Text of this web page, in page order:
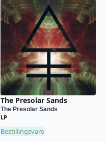
The Presolar Sands
The Presolar Sands
LP
Bestillingsvare